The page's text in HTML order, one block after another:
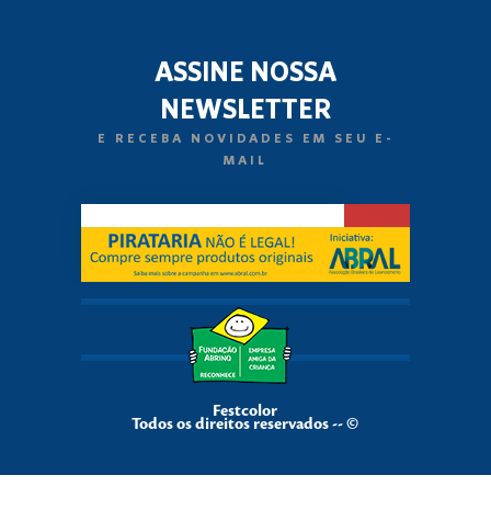
ASSINE NOSSA
NEWSLETTER
E RECEBA NOVIDADES EM SEU E-
MAIL
Festcolor
Todos os direitos reservados -- ©